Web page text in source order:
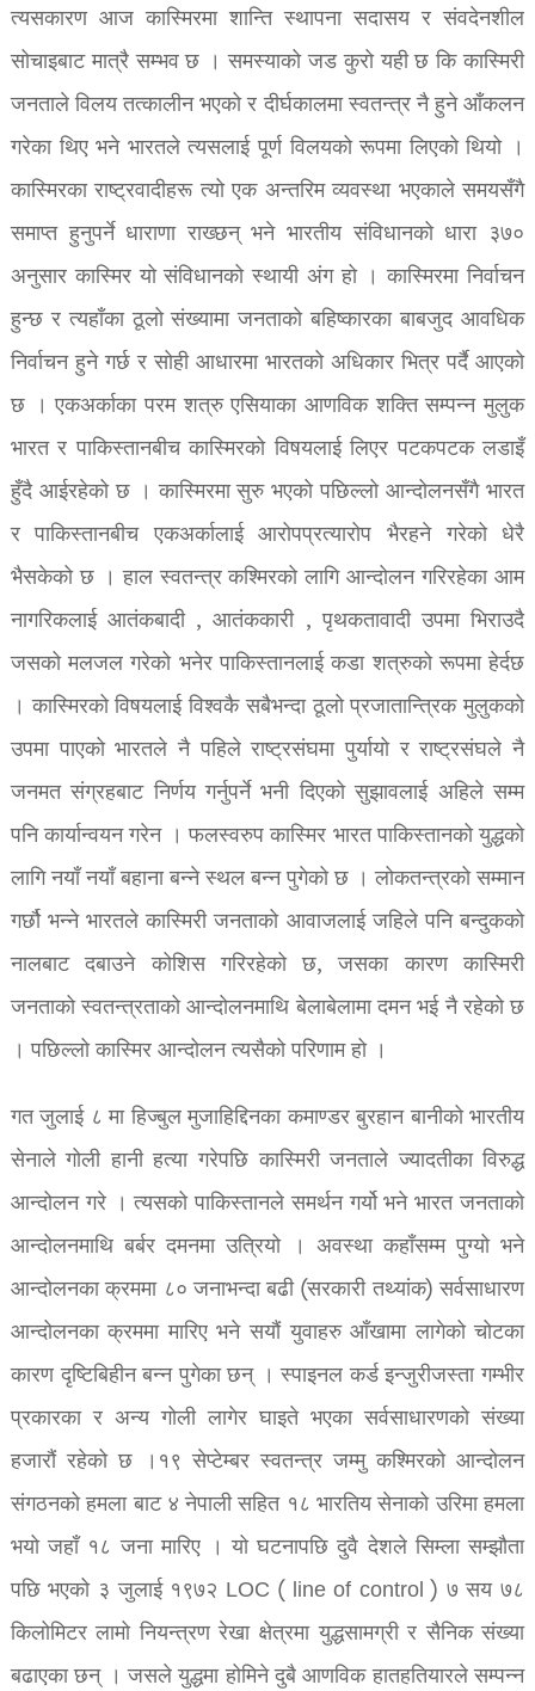
त्यसकारण आज कास्मिरमा शान्ति स्थापना सदासय र संवदेनशील
सोचाइबाट मात्रै सम्भव छ । समस्याको जड कुरो यही छ कि कास्मिरी
जनताले विलय तत्कालीन भएको र दीर्घकालमा स्वतन्त्र नै हुने आँकलन
गरेका थिए भने भारतले त्यसलाई पूर्ण विलयको रूपमा लिएको थियो ।
कास्मिरका राष्ट्रवादीहरू त्यो एक अन्तरिम व्यवस्था भएकाले समयसँगै
समाप्त हुनुपर्ने धाराणा राख्छन् भने भारतीय संविधानको धारा ३७०
अनुसार कास्मिर यो संविधानको स्थायी अंग हो । कास्मिरमा निर्वाचन
हुन्छ र त्यहाँका ठूलो संख्यामा जनताको बहिष्कारका बाबजुद आवधिक
निर्वाचन हुने गर्छ र सोही आधारमा भारतको अधिकार भित्र पर्दै आएको
छ । एकअर्काका परम शत्रु एसियाका आणविक शक्ति सम्पन्न मुलुक
भारत र पाकिस्तानबीच कास्मिरको विषयलाई लिएर पटकपटक लडाइँ
हुँदै आईरहेको छ । कास्मिरमा सुरु भएको पछिल्लो आन्दोलनसँगै भारत
र पाकिस्तानबीच एकअर्कालाई आरोपप्रत्यारोप भैरहने गरेको धेरै
भैसकेको छ । हाल स्वतन्त्र कश्मिरको लागि आन्दोलन गरिरहेका आम
नागरिकलाई आतंकबादी , आतंककारी , पृथकतावादी उपमा भिराउदै
जसको मलजल गरेको भनेर पाकिस्तानलाई कडा शत्रुको रूपमा हेर्दछ
। कास्मिरको विषयलाई विश्वकै सबैभन्दा ठूलो प्रजातान्त्रिक मुलुकको
उपमा पाएको भारतले नै पहिले राष्ट्रसंघमा पुर्यायो र राष्ट्रसंघले नै
जनमत संग्रहबाट निर्णय गर्नुपर्ने भनी दिएको सुझावलाई अहिले सम्म
पनि कार्यान्वयन गरेन । फलस्वरुप कास्मिर भारत पाकिस्तानको युद्धको
लागि नयाँ नयाँ बहाना बन्ने स्थल बन्न पुगेको छ । लोकतन्त्रको सम्मान
गर्छौ भन्ने भारतले कास्मिरी जनताको आवाजलाई जहिले पनि बन्दुकको
नालबाट दबाउने कोशिस गरिरहेको छ, जसका कारण कास्मिरी
जनताको स्वतन्त्रताको आन्दोलनमाथि बेलाबेलामा दमन भई नै रहेको छ
। पछिल्लो कास्मिर आन्दोलन त्यसैको परिणाम हो ।
गत जुलाई ८ मा हिज्बुल मुजाहिद्दिनका कमाण्डर बुरहान बानीको भारतीय
सेनाले गोली हानी हत्या गरेपछि कास्मिरी जनताले ज्यादतीका विरुद्ध
आन्दोलन गरे । त्यसको पाकिस्तानले समर्थन गर्यो भने भारत जनताको
आन्दोलनमाथि बर्बर दमनमा उत्रियो । अवस्था कहाँसम्म पुग्यो भने
आन्दोलनका क्रममा ८० जनाभन्दा बढी (सरकारी तथ्यांक) सर्वसाधारण
आन्दोलनका क्रममा मारिए भने सयौं युवाहरु आँखामा लागेको चोटका
कारण दृष्टिबिहीन बन्न पुगेका छन् । स्पाइनल कर्ड इन्जुरीजस्ता गम्भीर
प्रकारका र अन्य गोली लागेर घाइते भएका सर्वसाधारणको संख्या
हजारौं रहेको छ ।१९ सेप्टेम्बर स्वतन्त्र जम्मु कश्मिरको आन्दोलन
संगठनको हमला बाट ४ नेपाली सहित १८ भारतिय सेनाको उरिमा हमला
भयो जहाँ १८ जना मारिए । यो घटनापछि दुवै देशले सिम्ला सम्झौता
पछि भएको ३ जुलाई १९७२ LOC ( line of control ) ७ सय ७८
किलोमिटर लामो नियन्त्रण रेखा क्षेत्रमा युद्धसामग्री र सैनिक संख्या
बढाएका छन् । जसले युद्धमा होमिने दुबै आणविक हातहतियारले सम्पन्न